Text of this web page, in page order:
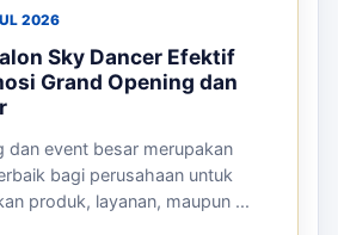
2026
Sky Dancer Efektif
Grand Opening dan
dan event besar merupakan
bagi perusahaan untuk
produk, layanan, maupun ...